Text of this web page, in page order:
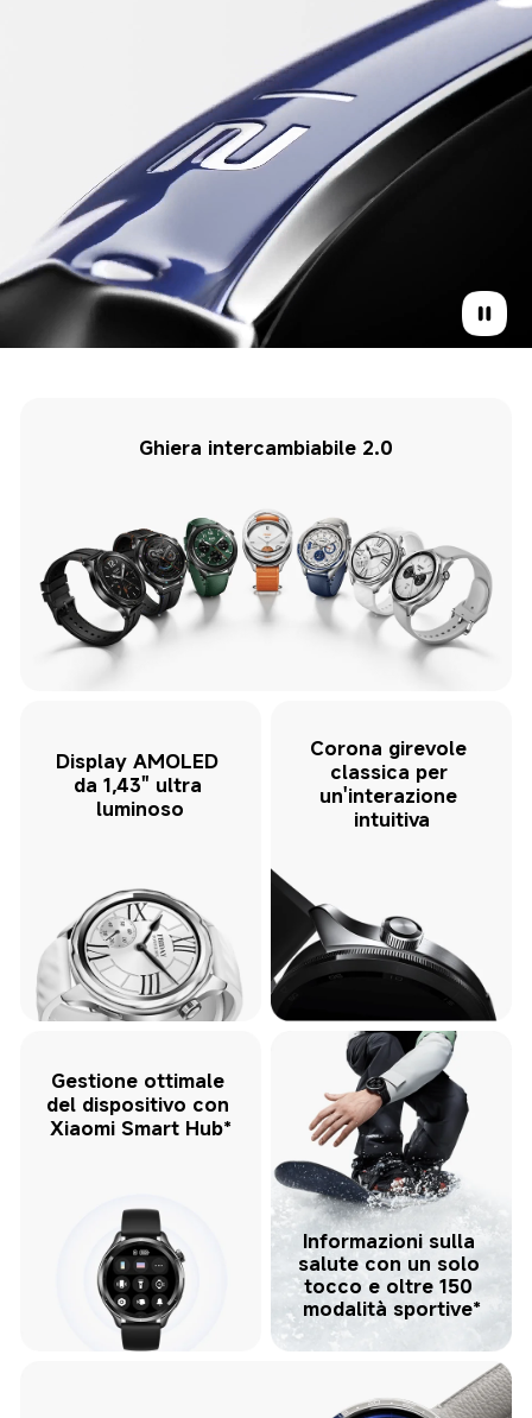
Ghiera intercambiabile 2.0
Display AMOLED
da 1,43" ultra
luminoso
Corona girevole
classica per
un'interazione
intuitiva
Gestione ottimale
del dispositivo con
Xiaomi Smart Hub*
Informazioni sulla
salute con un solo
tocco e oltre 150
modalità sportive*